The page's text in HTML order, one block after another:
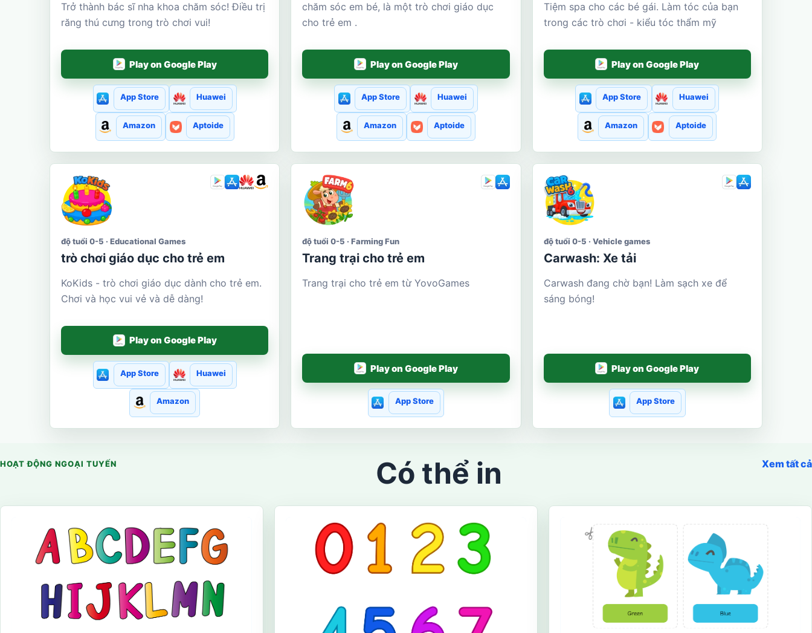
Trở thành bác sĩ nha khoa chăm sóc! Điều trị
răng thú cưng trong trò chơi vui!
Play on Google Play
App Store Huawei
Amazon Aptoide
chăm sóc em bé, là một trò chơi giáo dục
cho trẻ em .
Play on Google Play
App Store Huawei
Amazon Aptoide
Tiệm spa cho các bé gái. Làm tóc của bạn
trong các trò chơi - kiểu tóc thẩm mỹ
Play on Google Play
App Store Huawei
Amazon Aptoide
độ tuổi 0-5 · Educational Games
trò chơi giáo dục cho trẻ em
KoKids - trò chơi giáo dục dành cho trẻ em.
Chơi và học vui vẻ và dễ dàng!
Play on Google Play
App Store Huawei
Amazon
độ tuổi 0-5 · Farming Fun
Trang trại cho trẻ em
Trang trại cho trẻ em từ YovoGames
Play on Google Play
App Store
độ tuổi 0-5 · Vehicle games
Carwash: Xe tải
Carwash đang chờ bạn! Làm sạch xe để
sáng bóng!
Play on Google Play
App Store
HOẠT ĐỘNG NGOẠI TUYẾN Có thể in Xem tất cả